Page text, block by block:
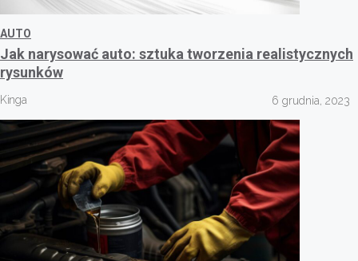
AUTO
Jak narysować auto: sztuka tworzenia realistycznych
rysunków
Kinga 6 grudnia, 2023